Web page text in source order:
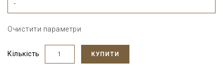
-
Очистити параметри
Кількість КУПИТИ